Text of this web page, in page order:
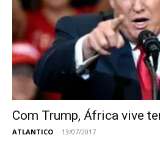
Com Trump, África vive
ATLANTICO - 13/07/2017